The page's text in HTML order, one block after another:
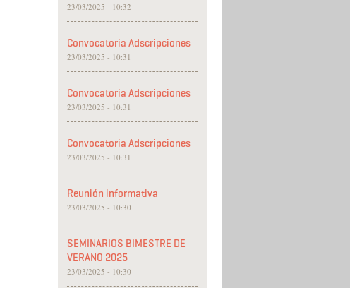
23/03/2025 - 10:32
Convocatoria Adscripciones
23/03/2025 - 10:31
Convocatoria Adscripciones
23/03/2025 - 10:31
Convocatoria Adscripciones
23/03/2025 - 10:31
Reunión informativa
23/03/2025 - 10:30
SEMINARIOS BIMESTRE DE
VERANO 2025
23/03/2025 - 10:30